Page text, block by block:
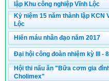
lập Khu công nghiệp Vĩnh Lộc
Kỷ niệm 15 năm thành lập KCN
Lộc
Hiến máu nhân đạo năm 2017
Đại hội công đoàn nhiệm kỳ III -
Hội thi nấu ăn "Bữa cơm gia
Cholimex"